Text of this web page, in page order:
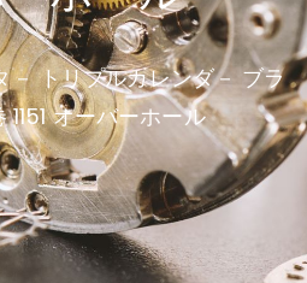
－ トリプルカレンダ－ ブラ
オーバーホール